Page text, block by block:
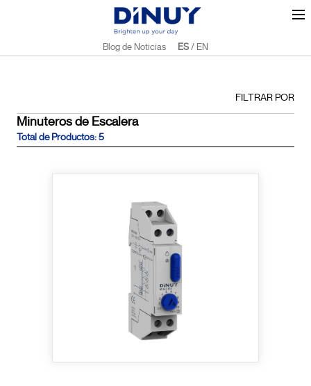
Blog de Noticias ES/ EN
FILTRAR POR
Minuteros de Escalera
Total de Productos: 5